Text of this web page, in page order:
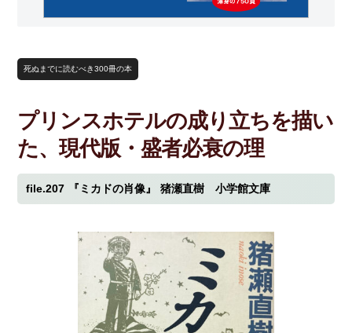
死ぬまでに読むべき300冊の本
プリンスホテルの成り立ちを描い
た、現代版・盛者必衰の理
file.207 『ミカドの肖像』 猪瀬直樹 小学館文庫